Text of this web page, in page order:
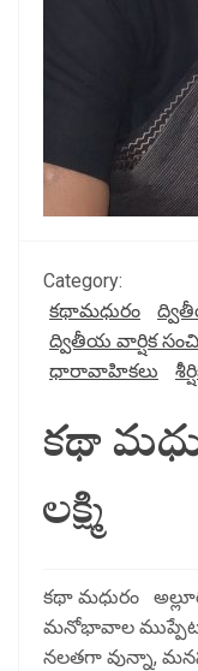
Category:
కథామధురం
ద్వితీయ వార్షిక
ధారావాహికలు
కథా
లక్ష్మి
కథా మధురం
మనోభావాల ముప్పేట
నలతగా వున్నా,